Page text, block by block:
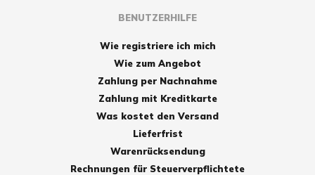
BENUTZERHILFE
Wie registriere ich mich
Wie zum Angebot
Zahlung per Nachnahme
Zahlung mit Kreditkarte
Was kostet den Versand
Lieferfrist
Warenrücksendung
Rechnungen für Steuerverpflichtete